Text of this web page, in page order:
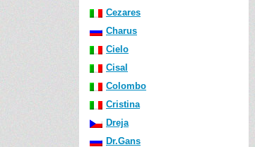
Cezares
Charus
Cielo
Cisal
Colombo
Cristina
Dreja
Dr.Gans